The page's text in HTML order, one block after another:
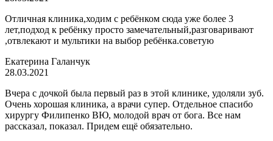
Отличная клиника,ходим с ребёнком сюда уже более 3
лет,подход к ребёнку просто замечательный,разговаривают
,отвлекают и мультики на выбор ребёнка.советую
​Екатерина Галанчук
28.03.2021
Вчера с дочкой была первый раз в этой клинике, удоляли зуб.
Очень хорошая клиника, а врачи супер. Отдельное спасибо
хирургу Филипенко ВЮ, молодой врач от бога. Все нам
рассказал, показал. Придем ещё обязательно.